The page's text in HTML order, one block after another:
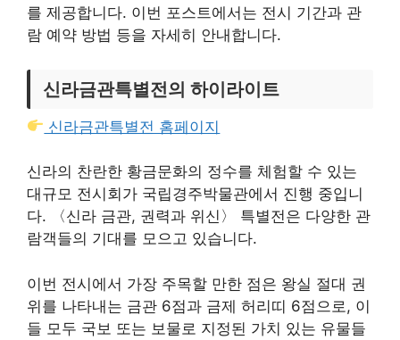
를 제공합니다. 이번 포스트에서는 전시 기간과 관
람 예약 방법 등을 자세히 안내합니다.
신라금관특별전의 하이라이트
신라금관특별전 홈페이지
신라의 찬란한 황금문화의 정수를 체험할 수 있는
대규모 전시회가 국립경주박물관에서 진행 중입니
다. 〈신라 금관, 권력과 위신〉 특별전은 다양한 관
람객들의 기대를 모으고 있습니다.
이번 전시에서 가장 주목할 만한 점은 왕실 절대 권
위를 나타내는 금관 6점과 금제 허리띠 6점으로, 이
들 모두 국보 또는 보물로 지정된 가치 있는 유물들